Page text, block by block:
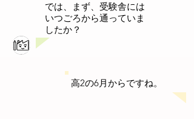
では、まず、受験舎には
いつごろから通っていま
したか？
高2の6月からですね。